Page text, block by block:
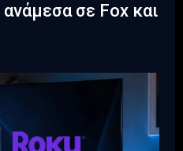
σε Fox και